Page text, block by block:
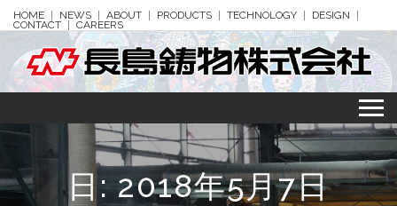
HOME NEWS ABOUT PRODUCTS TECHNOLOGY DESIGN
CONTACT CAREERS
日: 2018年5月7日